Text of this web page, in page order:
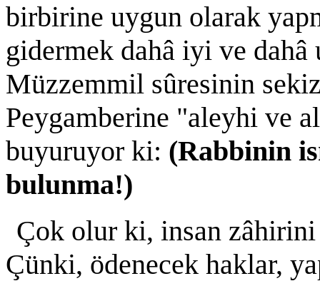
birbirine uygun olarak
gidermek dahâ iyi ve
Müzzemmil sûresinin
Peygamberine "aleyhi ve
buyuruyor ki: (Rabbinin
bulunma!)
Çok olur ki, insan zâhirini
Çünki, ödenecek haklar,